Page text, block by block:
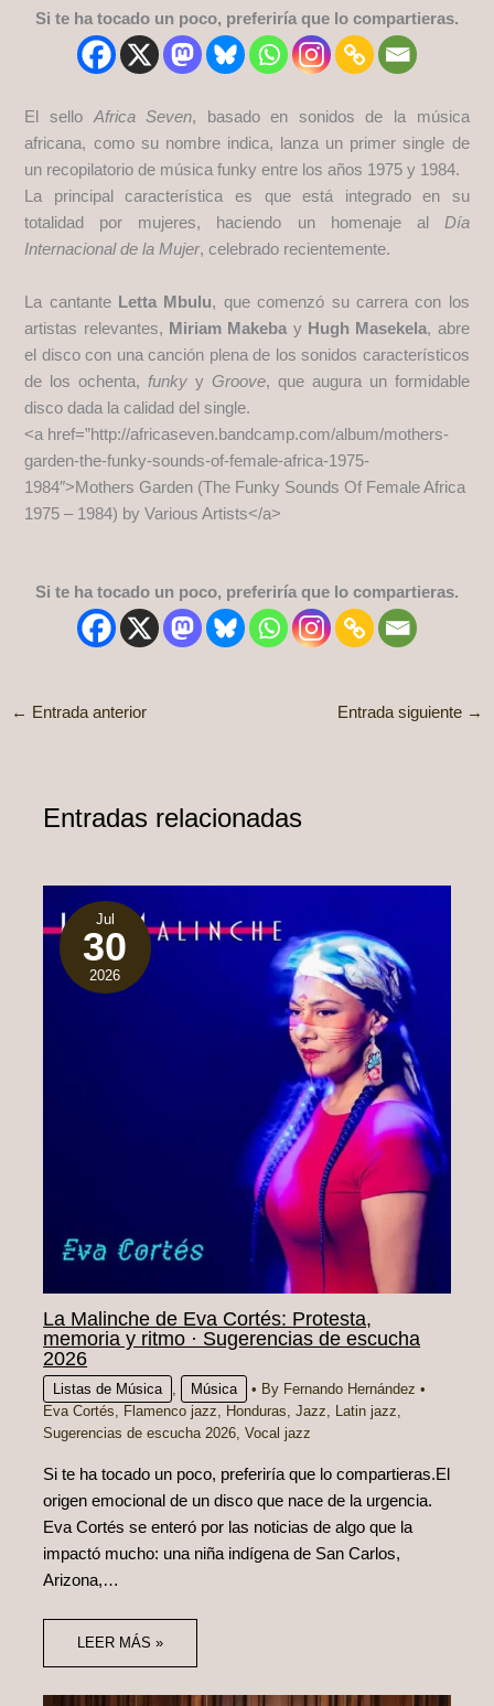
Si te ha tocado un poco, preferiría que lo compartieras.
El sello Africa Seven, basado en sonidos de la música
africana, como su nombre indica, lanza un primer single de
un recopilatorio de música funky entre los años 1975 y 1984.
La principal característica es que está integrado en su
totalidad por mujeres, haciendo un homenaje al Día
Internacional de la Mujer, celebrado recientemente.
La cantante Letta Mbulu, que comenzó su carrera con los
artistas relevantes, ​​ Miriam Makeba y Hugh Masekela, abre
el disco con una canción plena de los sonidos característicos
de los ochenta, funky y Groove, que augura un formidable
disco dada la calidad del single.
<a href=”http://africaseven.bandcamp.com/album/mothers-
garden-the-funky-sounds-of-female-africa-1975-
1984″>Mothers Garden (The Funky Sounds Of Female Africa
1975 – 1984) by Various Artists</a>
Si te ha tocado un poco, preferiría que lo compartieras.
← Entrada anterior Entrada siguiente →
Entradas relacionadas
Jul
30
2026
La Malinche de Eva Cortés: Protesta,
memoria y ritmo · Sugerencias de escucha
2026
Listas de Música , Música • By Fernando Hernández•
Eva Cortés, Flamenco jazz, Honduras,Jazz, Latin jazz,
Sugerencias de escucha 2026,Vocal jazz
Si te ha tocado un poco, preferiría que lo compartieras.El
origen emocional de un disco que nace de la urgencia.
Eva Cortés se enteró por las noticias de algo que la
impactó mucho: una niña indígena de San Carlos,
Arizona,…
LEER MÁS »